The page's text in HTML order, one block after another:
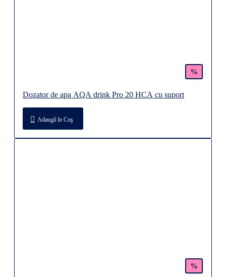
%
Dozator de apa AQA drink Pro 20 HCA cu suport
Adaugă în Coş
%